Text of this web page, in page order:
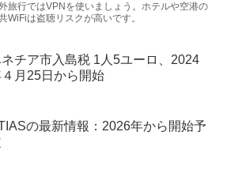
旅行ではVPNを使いましょう。ホテルや空港の
WiFiは盗聴リスクが高いです。
チア市入島税 1人5ユーロ、2024
月25日から開始
の最新情報：2026年から開始予